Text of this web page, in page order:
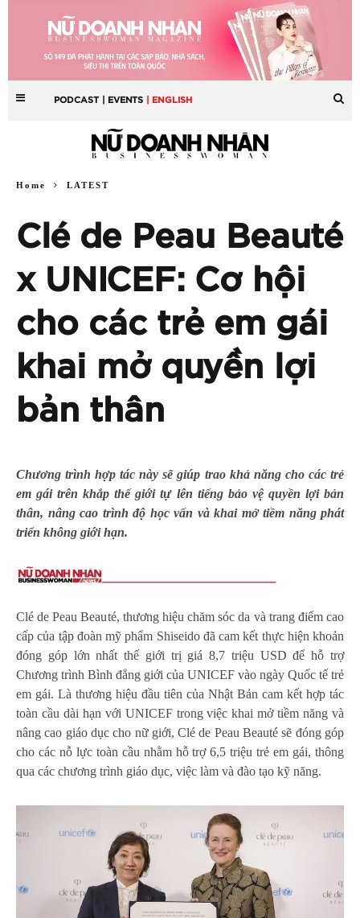
PODCAST | EVENTS | ENGLISH
Home LATEST
Clé de Peau Beauté
x UNICEF: Cơ hội
cho các trẻ em gái
khai mở quyền lợi
bản thân
Chương trình hợp tác này sẽ giúp trao khả năng cho các trẻ
em gái trên khắp thế giớitự lên tiếng bảo vệ quyền lợi bản
thân, nâng cao trình độ học vấn và khai mở tiềm năng phát
triển không giới hạn.
Clé de Peau Beauté, thương hiệu chăm sóc da và trang điểm cao
cấp của tập đoàn mỹ phẩm Shiseido đã cam kết thực hiện khoản
đóng góp lớn nhất thế giới trị giá 8,7 triệu USD để hỗ trợ
Chương trình Bình đẳng giới của UNICEF vào ngày Quốc tế trẻ
em gái. Là thương hiệu đầu tiên của Nhật Bản cam kết hợp tác
toàn cầu dài hạn với UNICEF trong việc khai mở tiềm năng và
nâng cao giáo dục cho nữ giới, Clé de Peau Beauté sẽ đóng góp
cho các nỗ lực toàn cầu nhằm hỗ trợ 6,5 triệu trẻ em gái, thông
qua các chương trình giáo dục, việc làm và đào tạo kỹ năng.